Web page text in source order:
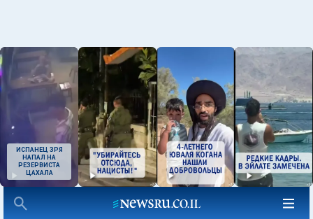
ИСПАНЕЦ ЗРЯ
НАПАЛ НА
РЕЗЕРВИСТА
ЦАХАЛА